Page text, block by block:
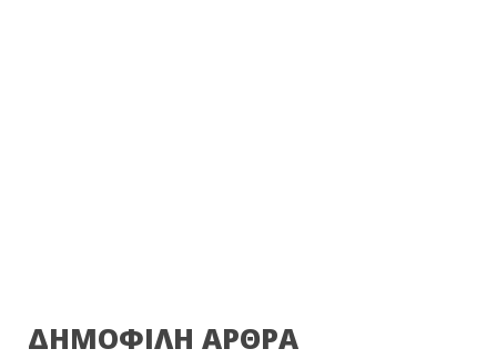
ΔΗΜΟΦΙΛΗ ΑΡΘΡΑ